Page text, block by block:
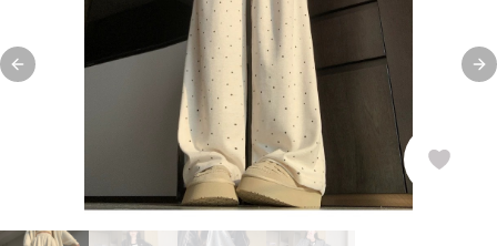
Previous slide